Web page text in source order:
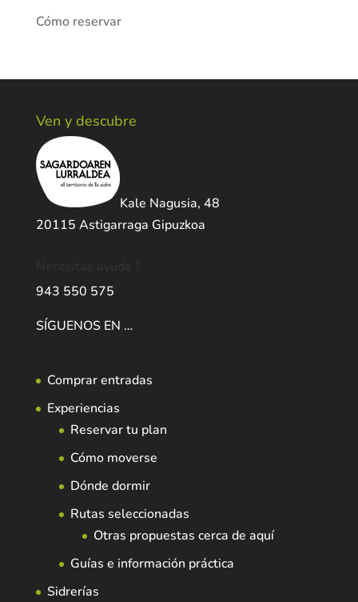
Cómo reservar
Ven y descubre
Kale Nagusia, 48
20115 Astigarraga Gipuzkoa
943 550 575
SÍGUENOS EN …
Comprar entradas
Experiencias
Reservar tu plan
Cómo moverse
Dónde dormir
Rutas seleccionadas
Otras propuestas cerca de aquí
Guías e información práctica
Sidrerías